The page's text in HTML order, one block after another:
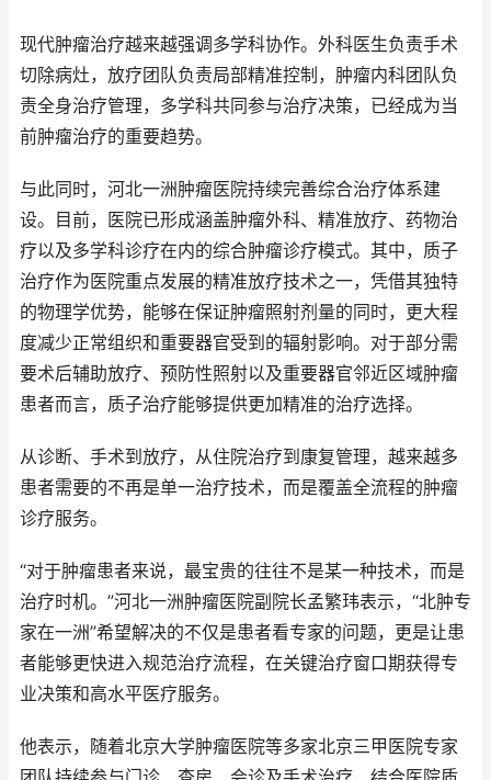
现代肿瘤治疗越来越强调多学科协作。外科医生负责手术
切除病灶，放疗团队负责局部精准控制，肿瘤内科团队负
责全身治疗管理，多学科共同参与治疗决策，已经成为当
前肿瘤治疗的重要趋势。
与此同时，河北一洲肿瘤医院持续完善综合治疗体系建
设。目前，医院已形成涵盖肿瘤外科、精准放疗、药物治
疗以及多学科诊疗在内的综合肿瘤诊疗模式。其中，质子
治疗作为医院重点发展的精准放疗技术之一，凭借其独特
的物理学优势，能够在保证肿瘤照射剂量的同时，更大程
度减少正常组织和重要器官受到的辐射影响。对于部分需
要术后辅助放疗、预防性照射以及重要器官邻近区域肿瘤
患者而言，质子治疗能够提供更加精准的治疗选择。
从诊断、手术到放疗，从住院治疗到康复管理，越来越多
患者需要的不再是单一治疗技术，而是覆盖全流程的肿瘤
诊疗服务。
“对于肿瘤患者来说，最宝贵的往往不是某一种技术，而是
治疗时机。”河北一洲肿瘤医院副院长孟繁玮表示，“北肿专
家在一洲”希望解决的不仅是患者看专家的问题，更是让患
者能够更快进入规范治疗流程，在关键治疗窗口期获得专
业决策和高水平医疗服务。
他表示，随着北京大学肿瘤医院等多家北京三甲医院专家